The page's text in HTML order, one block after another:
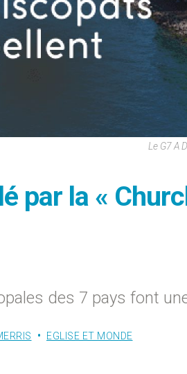
Le G7 A
par la «
des 7 pays font
EGLISE ET MONDE